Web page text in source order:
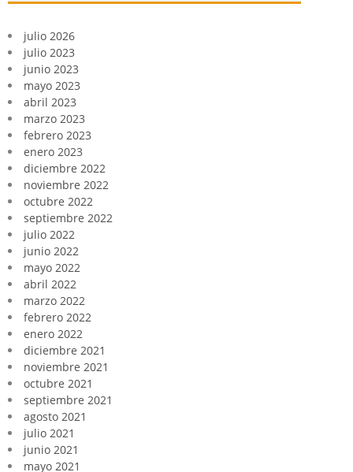
julio 2026
julio 2023
junio 2023
mayo 2023
abril 2023
marzo 2023
febrero 2023
enero 2023
diciembre 2022
noviembre 2022
octubre 2022
septiembre 2022
julio 2022
junio 2022
mayo 2022
abril 2022
marzo 2022
febrero 2022
enero 2022
diciembre 2021
noviembre 2021
octubre 2021
septiembre 2021
agosto 2021
julio 2021
junio 2021
mayo 2021